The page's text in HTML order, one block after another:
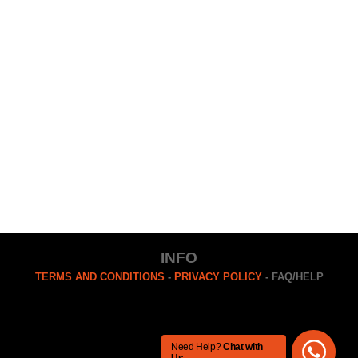
INFO
TERMS AND CONDITIONS - PRIVACY POLICY- FAQ/HELP
Need Help?Chat with